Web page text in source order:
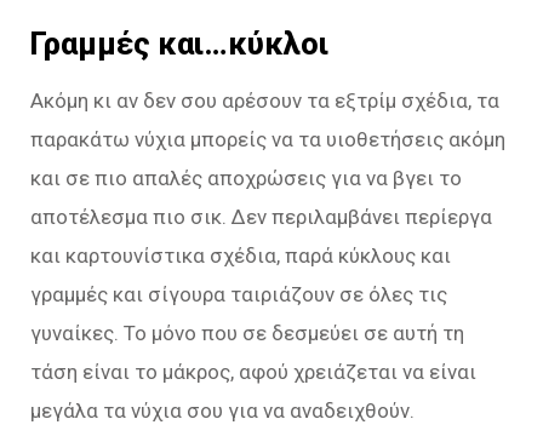
Γραμμές και…κύκλοι
Ακόμη κι αν δεν σου αρέσουν τα εξτρίμ σχέδια, τα
παρακάτω νύχια μπορείς να τα υιοθετήσεις ακόμη
και σε πιο απαλές αποχρώσεις για να βγει το
αποτέλεσμα πιο σικ. Δεν περιλαμβάνει περίεργα
και καρτουνίστικα σχέδια, παρά κύκλους και
γραμμές και σίγουρα ταιριάζουν σε όλες τις
γυναίκες. Το μόνο που σε δεσμεύει σε αυτή τη
τάση είναι το μάκρος, αφού χρειάζεται να είναι
μεγάλα τα νύχια σου για να αναδειχθούν.